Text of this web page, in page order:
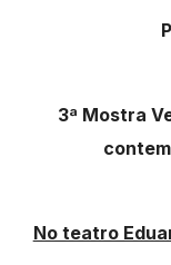
3ª Mostra
No teatro